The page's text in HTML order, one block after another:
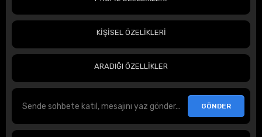
KİŞİSEL ÖZELİKLERİ
ARADIĞI ÖZELLİKLER